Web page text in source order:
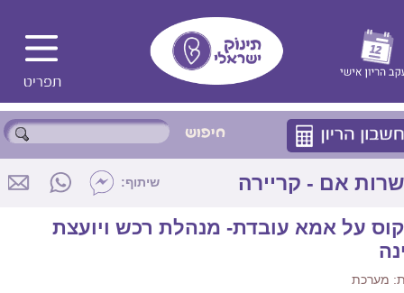
אם - קריירה שיתוף:
על אמא עובדת- מנהלת רכש ויועצת
מערכת